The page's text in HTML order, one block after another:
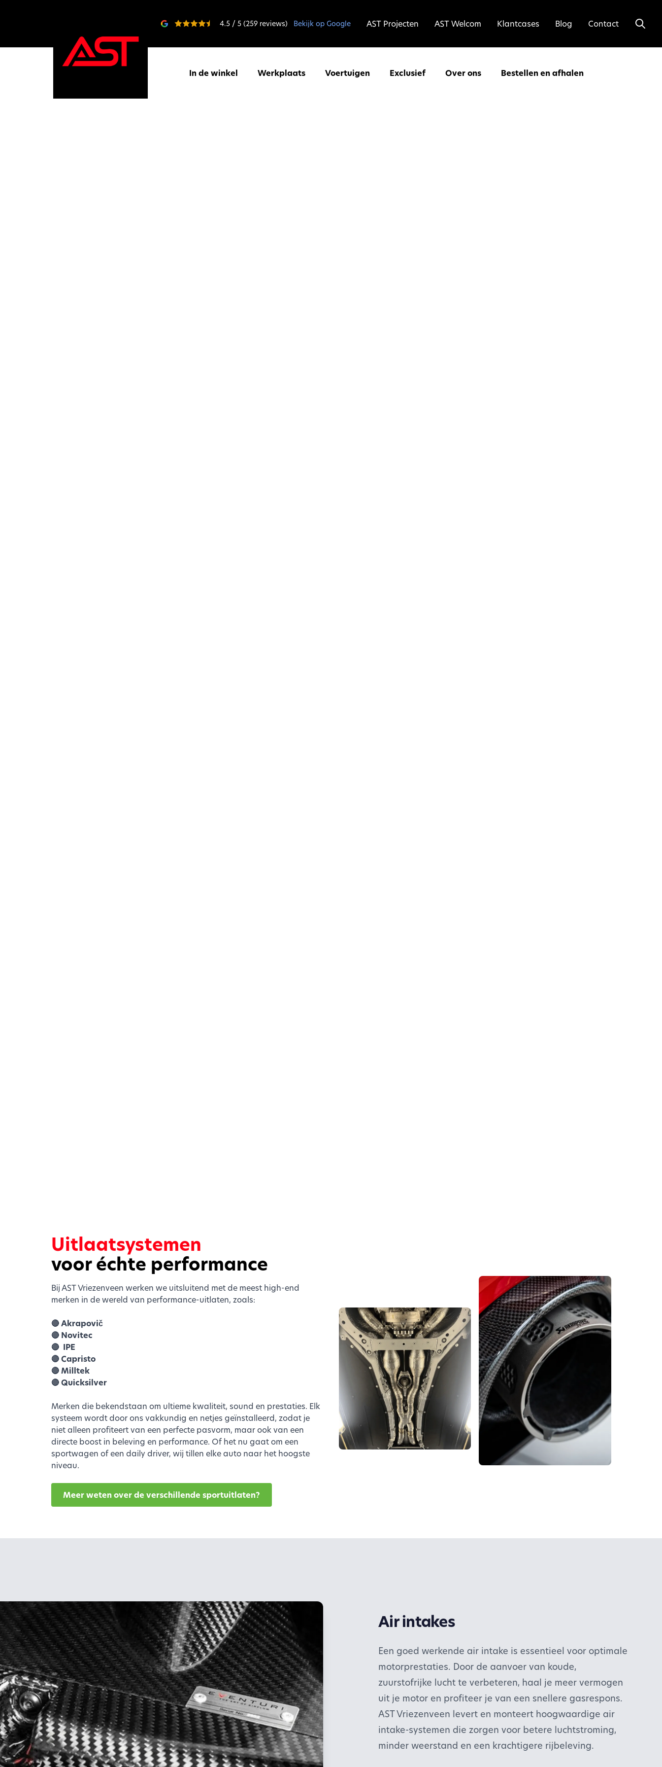
4.5 / 5 (259 reviews) Bekijk op Google AST Projecten AST Welcom Klantcases Blog Contact
In de winkel Werkplaats Voertuigen Exclusief Over ons Bestellen en afhalen
Uitlaatsystemen
voor échte performance
Bij AST Vriezenveen werken we uitsluitend met de meest high-end
merken in de wereld van performance-uitlaten, zoals:
🔴 Akrapovič
🔴 Novitec
🔴 IPE
🔴 Capristo
🔴 Milltek
🔴 Quicksilver
Merken die bekendstaan om ultieme kwaliteit, sound en prestaties. Elk
systeem wordt door ons vakkundig en netjes geïnstalleerd, zodat je
niet alleen profiteert van een perfecte pasvorm, maar ook van een
directe boost in beleving en performance. Of het nu gaat om een
sportwagen of een daily driver, wij tillen elke auto naar het hoogste
niveau.
Meer weten over de verschillende sportuitlaten?
Air intakes
Een goed werkende air intake is essentieel voor optimale
motorprestaties. Door de aanvoer van koude,
zuurstofrijke lucht te verbeteren, haal je meer vermogen
uit je motor en profiteer je van een snellere gasrespons.
AST Vriezenveen levert en monteert hoogwaardige air
intake-systemen die zorgen voor betere luchtstroming,
minder weerstand en een krachtigere rijbeleving.